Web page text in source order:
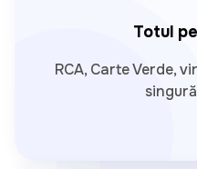
Totul
RCA, Carte Verde,